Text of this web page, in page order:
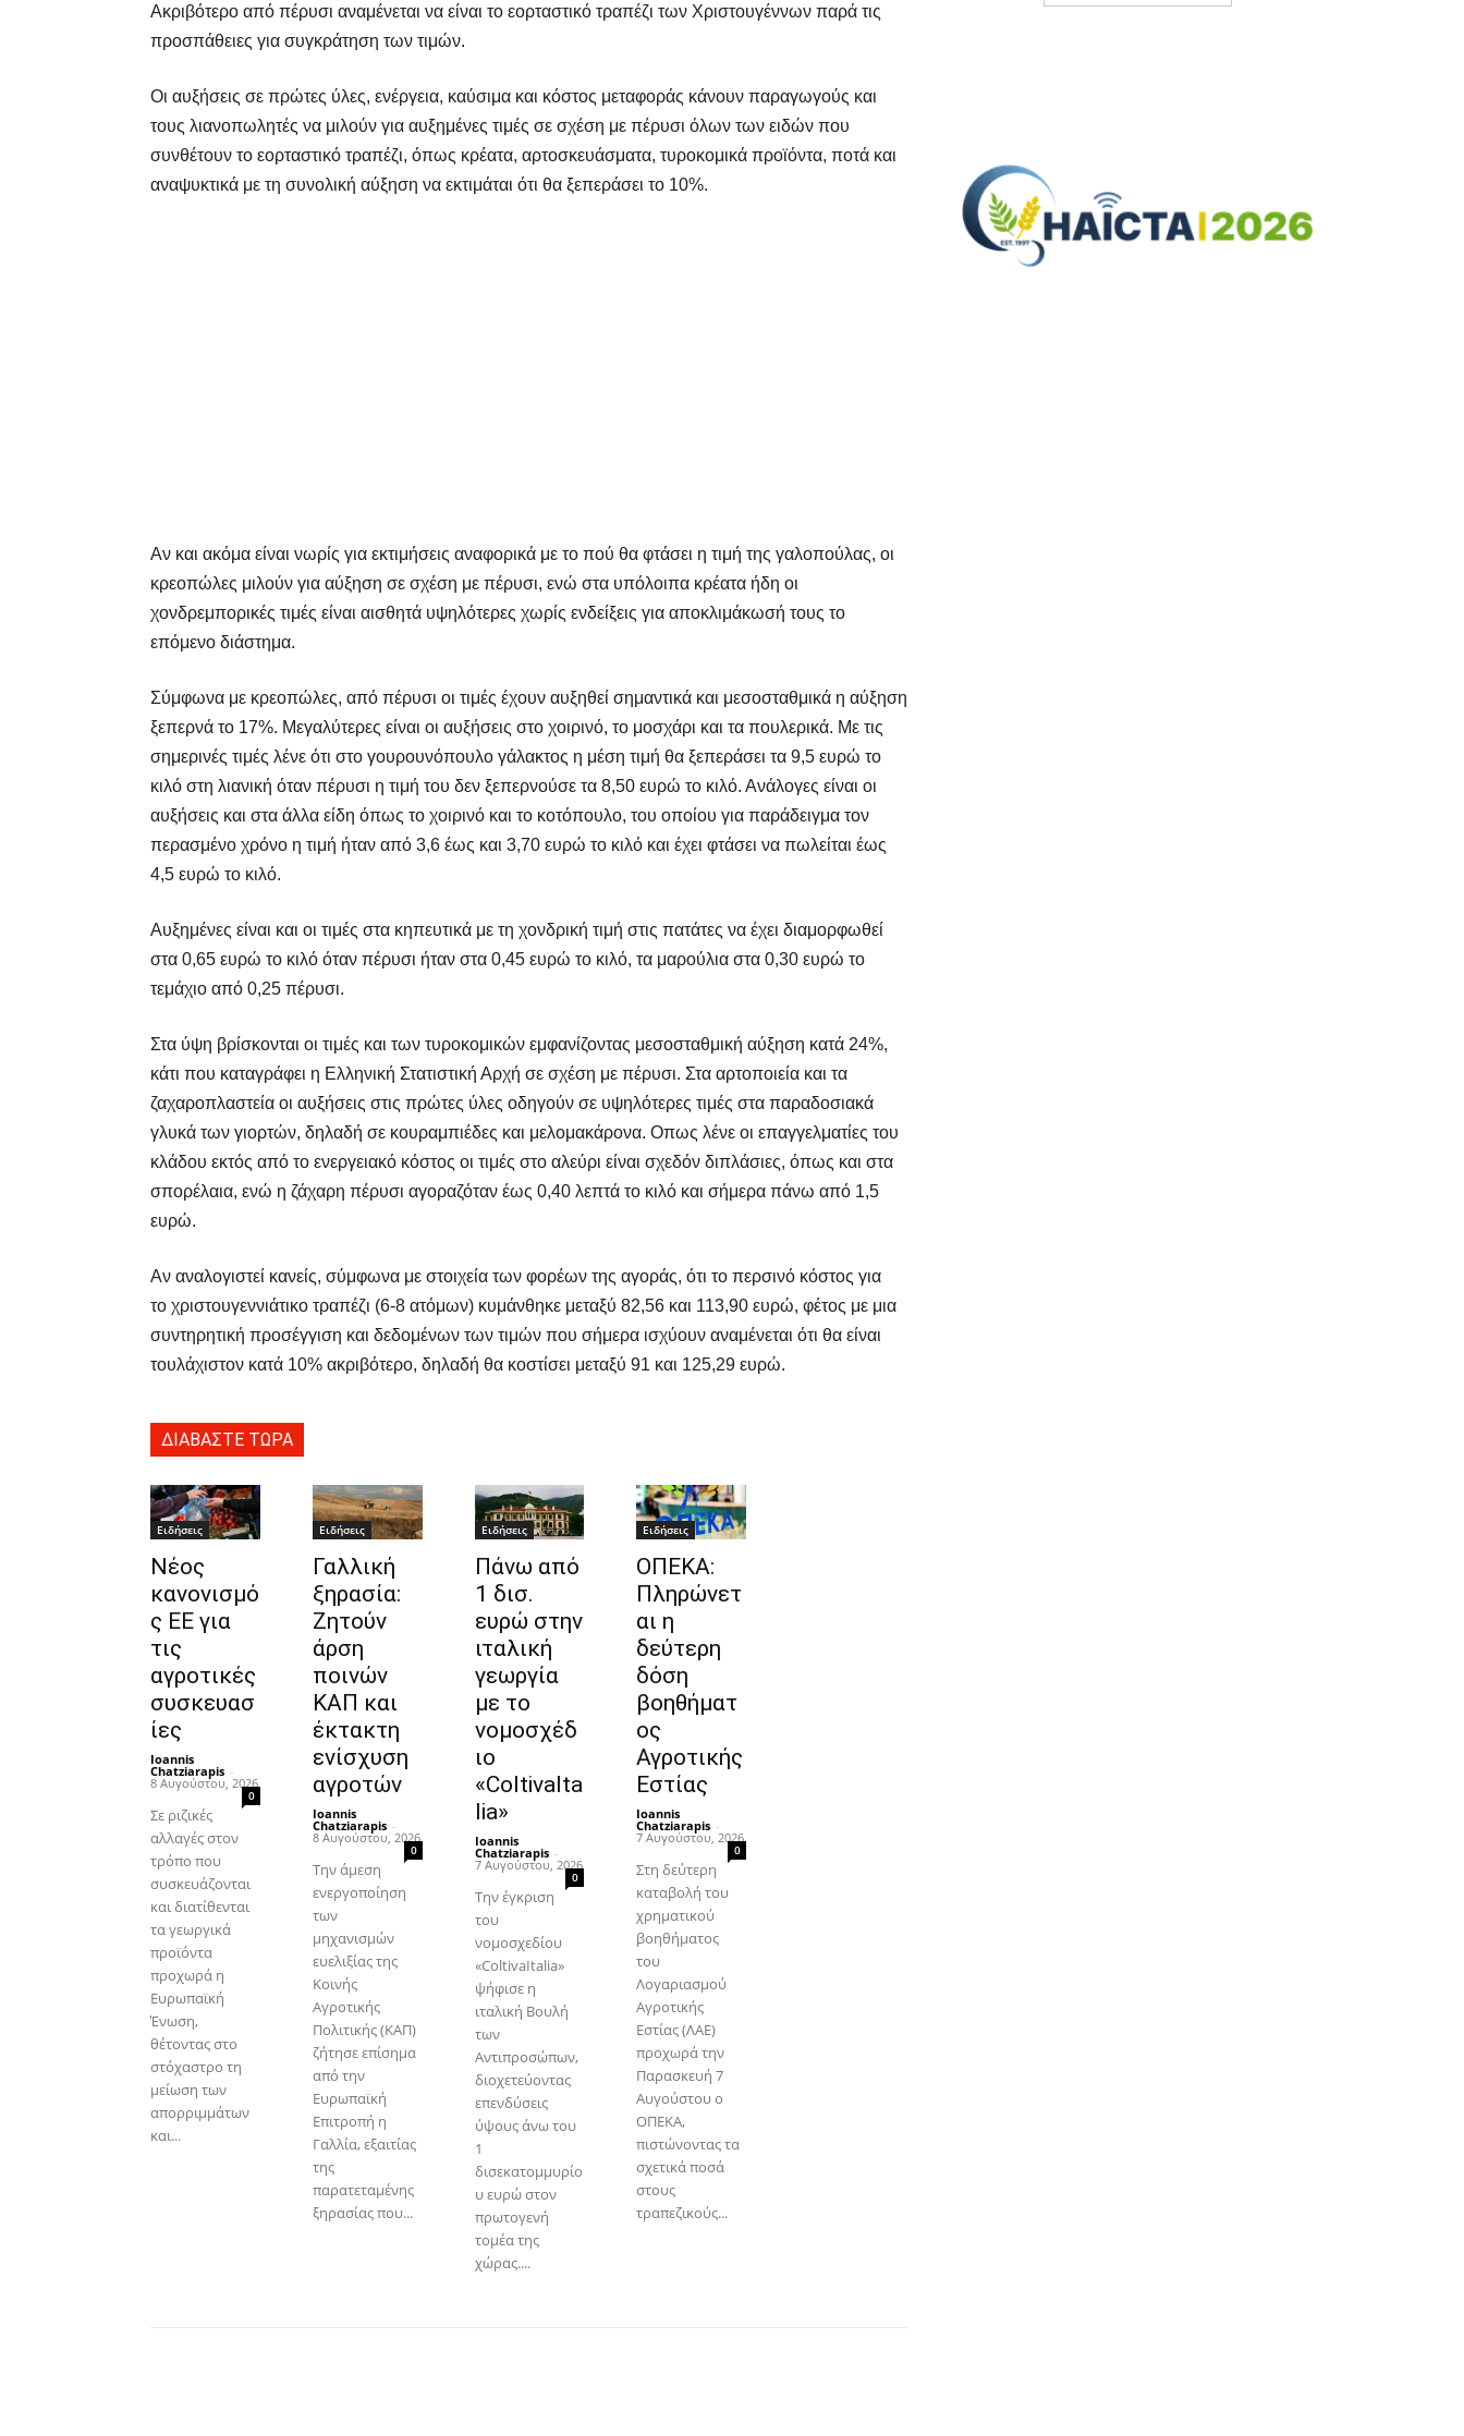
Ακριβότερο από πέρυσι αναμένεται να είναι το εορταστικό τραπέζι των Χριστουγέννων παρά τις
προσπάθειες για συγκράτηση των τιμών.
Οι αυξήσεις σε πρώτες ύλες, ενέργεια, καύσιμα και κόστος μεταφοράς κάνουν παραγωγούς και
τους λιανοπωλητές να μιλούν για αυξημένες τιμές σε σχέση με πέρυσι όλων των ειδών που
συνθέτουν το εορταστικό τραπέζι, όπως κρέατα, αρτοσκευάσματα, τυροκομικά προϊόντα, ποτά και
αναψυκτικά με τη συνολική αύξηση να εκτιμάται ότι θα ξεπεράσει το 10%.
Αν και ακόμα είναι νωρίς για εκτιμήσεις αναφορικά με το πού θα φτάσει η τιμή της γαλοπούλας, οι
κρεοπώλες μιλούν για αύξηση σε σχέση με πέρυσι, ενώ στα υπόλοιπα κρέατα ήδη οι
χονδρεμπορικές τιμές είναι αισθητά υψηλότερες χωρίς ενδείξεις για αποκλιμάκωσή τους το
επόμενο διάστημα.
Σύμφωνα με κρεοπώλες, από πέρυσι οι τιμές έχουν αυξηθεί σημαντικά και μεσοσταθμικά η αύξηση
ξεπερνά το 17%. Μεγαλύτερες είναι οι αυξήσεις στο χοιρινό, το μοσχάρι και τα πουλερικά. Με τις
σημερινές τιμές λένε ότι στο γουρουνόπουλο γάλακτος η μέση τιμή θα ξεπεράσει τα 9,5 ευρώ το
κιλό στη λιανική όταν πέρυσι η τιμή του δεν ξεπερνούσε τα 8,50 ευρώ το κιλό. Ανάλογες είναι οι
αυξήσεις και στα άλλα είδη όπως το χοιρινό και το κοτόπουλο, του οποίου για παράδειγμα τον
περασμένο χρόνο η τιμή ήταν από 3,6 έως και 3,70 ευρώ το κιλό και έχει φτάσει να πωλείται έως
4,5 ευρώ το κιλό.
Αυξημένες είναι και οι τιμές στα κηπευτικά με τη χονδρική τιμή στις πατάτες να έχει διαμορφωθεί
στα 0,65 ευρώ το κιλό όταν πέρυσι ήταν στα 0,45 ευρώ το κιλό, τα μαρούλια στα 0,30 ευρώ το
τεμάχιο από 0,25 πέρυσι.
Στα ύψη βρίσκονται οι τιμές και των τυροκομικών εμφανίζοντας μεσοσταθμική αύξηση κατά 24%,
κάτι που καταγράφει η Ελληνική Στατιστική Αρχή σε σχέση με πέρυσι. Στα αρτοποιεία και τα
ζαχαροπλαστεία οι αυξήσεις στις πρώτες ύλες οδηγούν σε υψηλότερες τιμές στα παραδοσιακά
γλυκά των γιορτών, δηλαδή σε κουραμπιέδες και μελομακάρονα. Οπως λένε οι επαγγελματίες του
κλάδου εκτός από το ενεργειακό κόστος οι τιμές στο αλεύρι είναι σχεδόν διπλάσιες, όπως και στα
σπορέλαια, ενώ η ζάχαρη πέρυσι αγοραζόταν έως 0,40 λεπτά το κιλό και σήμερα πάνω από 1,5
ευρώ.
Αν αναλογιστεί κανείς, σύμφωνα με στοιχεία των φορέων της αγοράς, ότι το περσινό κόστος για
το χριστουγεννιάτικο τραπέζι (6-8 ατόμων) κυμάνθηκε μεταξύ 82,56 και 113,90 ευρώ, φέτος με μια
συντηρητική προσέγγιση και δεδομένων των τιμών που σήμερα ισχύουν αναμένεται ότι θα είναι
τουλάχιστον κατά 10% ακριβότερο, δηλαδή θα κοστίσει μεταξύ 91 και 125,29 ευρώ.
ΔΙΑΒΑΣΤΕ ΤΩΡΑ
Ειδήσεις
Νέος
κανονισμό
ς ΕΕ για
τις
αγροτικές
συσκευασ
ίες
Ioannis
Chatziarapis -
8 Αυγούστου, 2026
0
Σε ριζικές
αλλαγές στον
τρόπο που
συσκευάζονται
και διατίθενται
τα γεωργικά
προϊόντα
προχωρά η
Ευρωπαϊκή
Ένωση,
θέτοντας στο
στόχαστρο τη
μείωση των
απορριμμάτων
και...
Ειδήσεις
Γαλλική
ξηρασία:
Ζητούν
άρση
ποινών
ΚΑΠ και
έκτακτη
ενίσχυση
αγροτών
Ioannis
Chatziarapis -
8 Αυγούστου, 2026
0
Την άμεση
ενεργοποίηση
των
μηχανισμών
ευελιξίας της
Κοινής
Αγροτικής
Πολιτικής (ΚΑΠ)
ζήτησε επίσημα
από την
Ευρωπαϊκή
Επιτροπή η
Γαλλία, εξαιτίας
της
παρατεταμένης
ξηρασίας που...
Ειδήσεις
Πάνω από
1 δισ.
ευρώ στην
ιταλική
γεωργία
με το
νομοσχέδ
ιο
«ColtivaIta
lia»
Ioannis
Chatziarapis -
7 Αυγούστου, 2026
0
Την έγκριση
του
νομοσχεδίου
«ColtivaItalia»
ψήφισε η
ιταλική Βουλή
των
Αντιπροσώπων,
διοχετεύοντας
επενδύσεις
ύψους άνω του
1
δισεκατομμυρίο
υ ευρώ στον
πρωτογενή
τομέα της
χώρας....
Ειδήσεις
ΟΠΕΚΑ:
Πληρώνετ
αι η
δεύτερη
δόση
βοηθήματ
ος
Αγροτικής
Εστίας
Ioannis
Chatziarapis -
7 Αυγούστου, 2026
0
Στη δεύτερη
καταβολή του
χρηματικού
βοηθήματος
του
Λογαριασμού
Αγροτικής
Εστίας (ΛΑΕ)
προχωρά την
Παρασκευή 7
Αυγούστου ο
ΟΠΕΚΑ,
πιστώνοντας τα
σχετικά ποσά
στους
τραπεζικούς...